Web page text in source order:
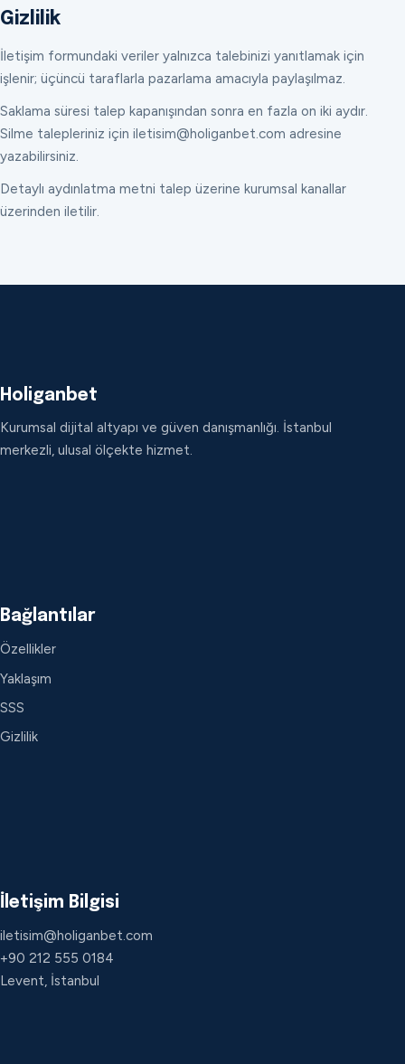
Gizlilik
İletişim formundaki veriler yalnızca talebinizi yanıtlamak için
işlenir; üçüncü taraflarla pazarlama amacıyla paylaşılmaz.
Saklama süresi talep kapanışından sonra en fazla on iki aydır.
Silme talepleriniz için iletisim@holiganbet.com adresine
yazabilirsiniz.
Detaylı aydınlatma metni talep üzerine kurumsal kanallar
üzerinden iletilir.
Holiganbet
Kurumsal dijital altyapı ve güven danışmanlığı. İstanbul
merkezli, ulusal ölçekte hizmet.
Bağlantılar
Özellikler
Yaklaşım
SSS
Gizlilik
İletişim Bilgisi
iletisim@holiganbet.com
+90 212 555 0184
Levent, İstanbul